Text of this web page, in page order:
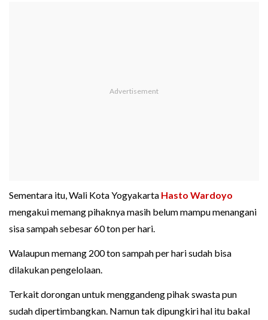
Sementara itu, Wali Kota Yogyakarta Hasto Wardoyo
mengakui memang pihaknya masih belum mampu menangani
sisa sampah sebesar 60 ton per hari.
Walaupun memang 200 ton sampah per hari sudah bisa
dilakukan pengelolaan.
Terkait dorongan untuk menggandeng pihak swasta pun
sudah dipertimbangkan. Namun tak dipungkiri hal itu bakal